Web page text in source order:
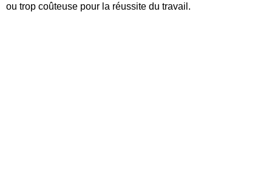
ou trop coûteuse pour la réussite du travail.